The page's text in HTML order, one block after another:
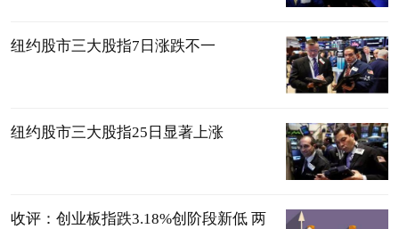
纽约股市三大股指7日涨跌不一
纽约股市三大股指25日显著上涨
收评：创业板指跌3.18%创阶段新低 两